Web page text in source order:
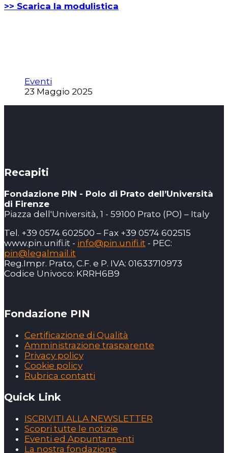
>> Scarica la modulistica
Eventi
23 Maggio 2025
Recapiti
Fondazione PIN - Polo di Prato dell’Università
di Firenze
Piazza dell'Università, 1 - 59100 Prato (PO) – Italy
Tel. +39 0574 602500 – Fax +39 0574 602515
www.pin.unifi.it - info@pin.unifi.it - PEC:
pin@legalmail.it
Reg.Impr. Prato, C.F. e P. IVA: 01633710973
Codice Univoco: KRRH6B9
Fondazione PIN
Certificazione di Qualità
Amministrazione trasparente
Privacy policy
Cookie policy
Rubrica contatti
Quick Link
ISCRIVITI ALLA NEWSLETTER
Scopri tutte le notizie
Eventi ed Appuntamenti
La nostra fondazione